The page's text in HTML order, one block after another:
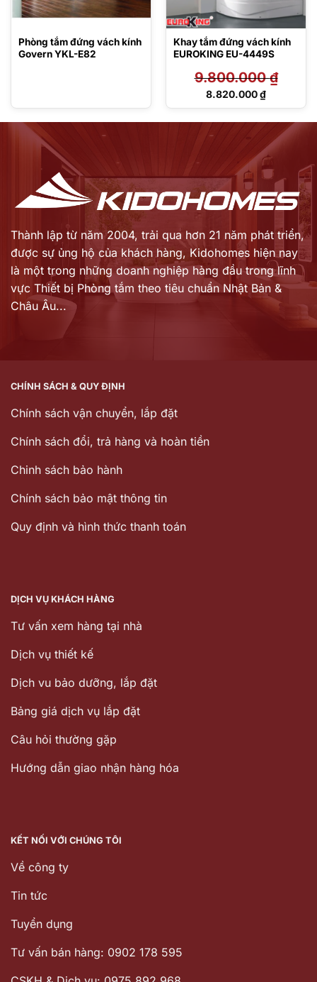
Phòng tắm đứng vách kính
Govern YKL-E82
Khay tắm đứng vách kính
EUROKING EU-4449S
9.800.000₫
Giá
9.800.000 ₫.
8.820.000₫
Giá
8.820.000 ₫.
Thành lập từ năm 2004, trải qua hơn 21 năm phát triển,
được sự ủng hộ của khách hàng, Kidohomes hiện nay
là một trong những doanh nghiệp hàng đầu trong lĩnh
vực Thiết bị Phòng tắm theo tiêu chuẩn Nhật Bản &
Châu Âu...
CHÍNH SÁCH & QUY ĐỊNH
Chính sách vận chuyển, lắp đặt
Chính sách đổi, trả hàng và hoàn tiền
Chinh sách bảo hành
Chính sách bảo mật thông tin
Quy định và hình thức thanh toán
DỊCH VỤ KHÁCH HÀNG
Tư vấn xem hàng tại nhà
Dịch vụ thiết kế
Dịch vu bảo dưỡng, lắp đặt
Bảng giá dịch vụ lắp đặt
Câu hỏi thường gặp
Hướng dẫn giao nhận hàng hóa
KẾT NỐI VỚI CHÚNG TÔI
Về công ty
Tin tức
Tuyển dụng
Tư vấn bán hàng: 0902 178 595